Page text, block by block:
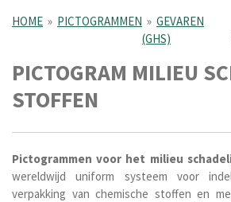
HOME » PICTOGRAMMEN » GEVAREN
(GHS)
PICTOGRAM MILIEU
STOFFEN
Pictogrammen voor het milieu
wereldwijd uniform systeem voor
verpakking van chemische stoffen en